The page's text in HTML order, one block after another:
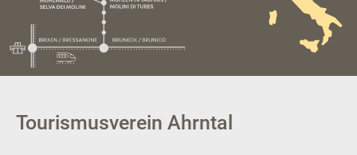
Tourismusverein Ahrntal